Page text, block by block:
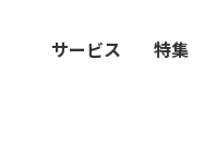
サービス 特集